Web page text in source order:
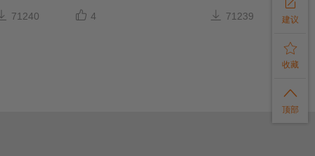
71240  4  71239

建议

收藏

顶部